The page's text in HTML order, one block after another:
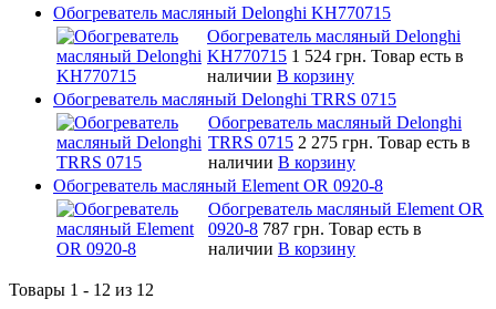
Обогреватель масляный Delonghi KH770715
Обогреватель масляный Delonghi
KH770715 1 524 грн. Товар есть в
наличии В корзину
Обогреватель масляный Delonghi TRRS 0715
Обогреватель масляный Delonghi
TRRS 0715 2 275 грн. Товар есть в
наличии В корзину
Обогреватель масляный Element OR 0920-8
Обогреватель масляный Element OR
0920-8 787 грн. Товар есть в
наличии В корзину
Товары 1 - 12 из 12